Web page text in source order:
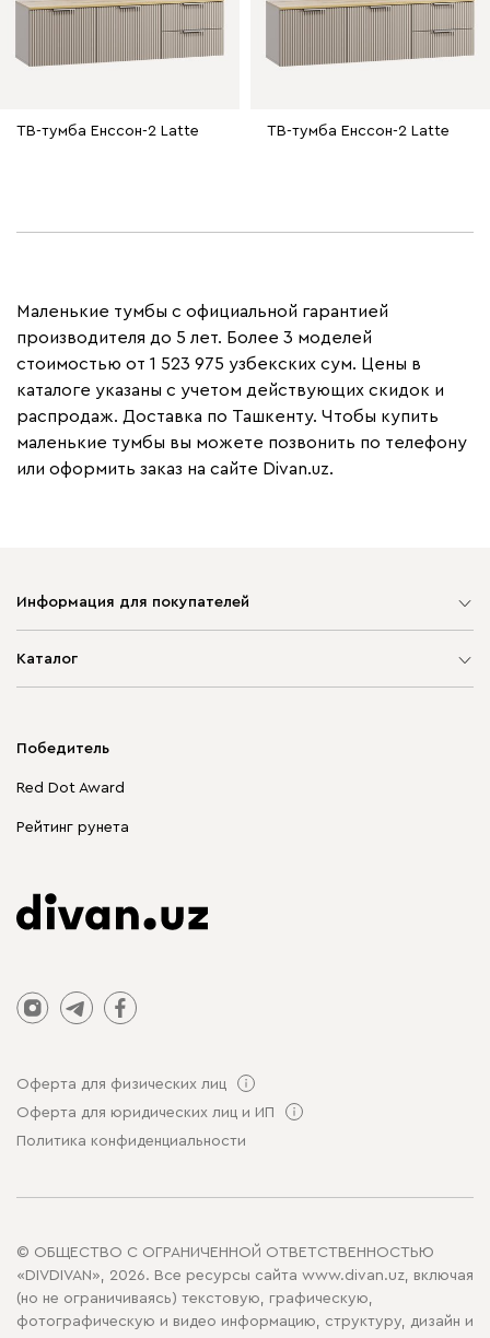
ТВ-тумба Енссон-2 Latte ТВ-тумба Енссон-2 Latte
Маленькие тумбы с официальной гарантией
производителя до 5 лет. Более 3 моделей
стоимостью от 1 523 975 узбекских сум. Цены в
каталоге указаны с учетом действующих скидок и
распродаж. Доставка по Ташкенту. Чтобы купить
маленькие тумбы вы можете позвонить по телефону
или оформить заказ на сайте Divan.uz.
Информация для покупателей
Каталог
Корпусная мебель
Столы и стулья
Победитель
Red Dot Award
Рейтинг рунета
Оферта для физических лиц
Оферта для юридических лиц и ИП
Политика конфиденциальности
© ОБЩЕСТВО С ОГРАНИЧЕННОЙ ОТВЕТСТВЕННОСТЬЮ
«DIVDIVAN», 2026. Все ресурсы сайта www.divan.uz, включая
(но не ограничиваясь) текстовую, графическую,
фотографическую и видео информацию, структуру, дизайн и